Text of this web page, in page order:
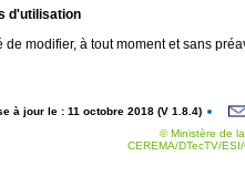
d'utilisation
modifier, à tout moment et sans
à jour le : 11 octobre 2018 (V 1.8.4)
© Ministère de
CEREMA/DTecTV/